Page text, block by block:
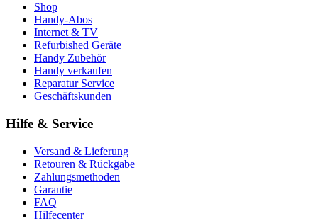
Shop
Handy-Abos
Internet & TV
Refurbished Geräte
Handy Zubehör
Handy verkaufen
Reparatur Service
Geschäftskunden
Hilfe & Service
Versand & Lieferung
Retouren & Rückgabe
Zahlungsmethoden
Garantie
FAQ
Hilfecenter